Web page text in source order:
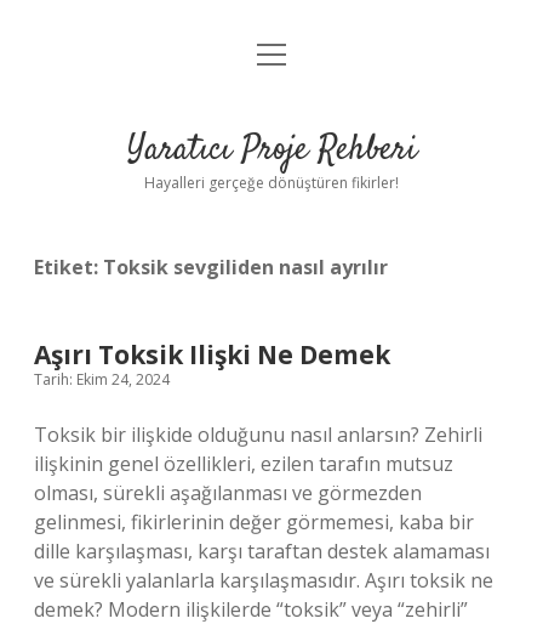
Anasayfa
Yasal Uyarı
menüyü
Yaratıcı Proje Rehberi
Hayalleri gerçeğe dönüştüren fikirler!
Etiket: Toksik sevgiliden nasıl ayrılır
Aşırı Toksik Ilişki Ne Demek
Tarih: Ekim 24, 2024
Toksik bir ilişkide olduğunu nasıl anlarsın? Zehirli
ilişkinin genel özellikleri, ezilen tarafın mutsuz
olması, sürekli aşağılanması ve görmezden
gelinmesi, fikirlerinin değer görmemesi, kaba bir
dille karşılaşması, karşı taraftan destek alamaması
ve sürekli yalanlarla karşılaşmasıdır. Aşırı toksik ne
demek? Modern ilişkilerde “toksik” veya “zehirli”